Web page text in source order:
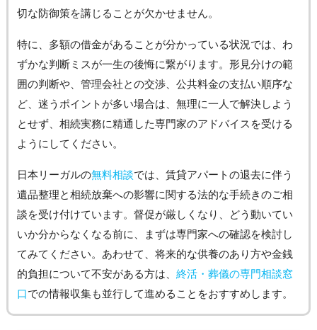
切な防御策を講じることが欠かせません。
特に、多額の借金があることが分かっている状況では、わ
ずかな判断ミスが一生の後悔に繋がります。形見分けの範
囲の判断や、管理会社との交渉、公共料金の支払い順序な
ど、迷うポイントが多い場合は、無理に一人で解決しよう
とせず、相続実務に精通した専門家のアドバイスを受ける
ようにしてください。
日本リーガルの無料相談では、賃貸アパートの退去に伴う
遺品整理と相続放棄への影響に関する法的な手続きのご相
談を受け付けています。督促が厳しくなり、どう動いてい
いか分からなくなる前に、まずは専門家への確認を検討し
てみてください。あわせて、将来的な供養のあり方や金銭
的負担について不安がある方は、 終活・葬儀の専門相談窓
口での情報収集も並行して進めることをおすすめします。